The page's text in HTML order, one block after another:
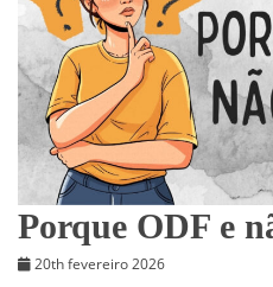
Porque ODF e
20th fevereiro 2026